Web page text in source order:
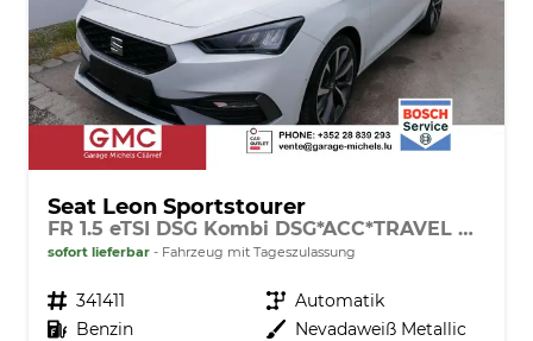
Seat Leon Sportstourer
FR 1.5 eTSI DSG Kombi DSG*ACC*TRAVEL ASSIST*KAMERA*TEMPOMAT*NAVI*FULL LINK*WINTERPAKET*
sofort lieferbar Fahrzeug mit Tageszulassung
Fahrzeugnr. 341411 Getriebe Automatik
Kraftstoff Benzin Außenfarbe Nevadaweiß Metallic